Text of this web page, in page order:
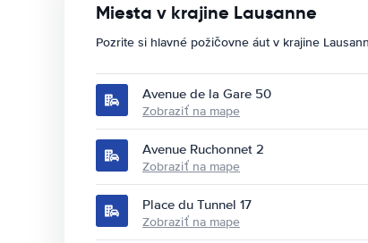
Miesta v krajine Lausanne
Pozrite si hlavné požičovne áut v krajine
Avenue de la Gare 50
Zobraziť na mape
Avenue Ruchonnet 2
Zobraziť na mape
Place du Tunnel 17
Zobraziť na mape